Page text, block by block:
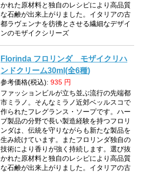
かれた原材料と独自のレシピにより高品質
な石鹸が出来上がりました。イタリアの古
都ラヴェンナを彷彿とさせる繊細なデザイ
ンのモザイクシリーズ
Florinda フロリンダ モザイクリハ
ンドクリーム30ml(全6種)
参考価格(税込): 935 円
ファッションビルが立ち並ぶ流行の先端都
市ミラノ。そんなミラノ近郊ベッルスコで
作られたフレグランス・ソープです。ハー
ブ製品の分野で長い製造経験を持つフロリ
ンダは、伝統を守りながらも新たな製品を
生み続けています。またフロリンダ独自の
技術により香りが強く持続します。選び抜
かれた原材料と独自のレシピにより高品質
な石鹸が出来上がりました。イタリアの古